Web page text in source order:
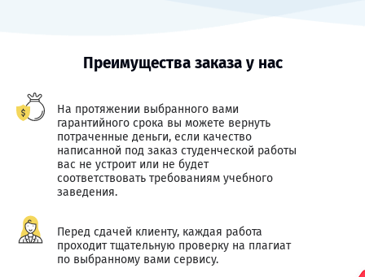
Преимущества заказа у нас
На протяжении выбранного вами
гарантийного срока вы можете вернуть
потраченные деньги, если качество
написанной под заказ студенческой работы
вас не устроит или не будет
соответствовать требованиям учебного
заведения.
Перед сдачей клиенту, каждая работа
проходит тщательную проверку на плагиат
по выбранному вами сервису.